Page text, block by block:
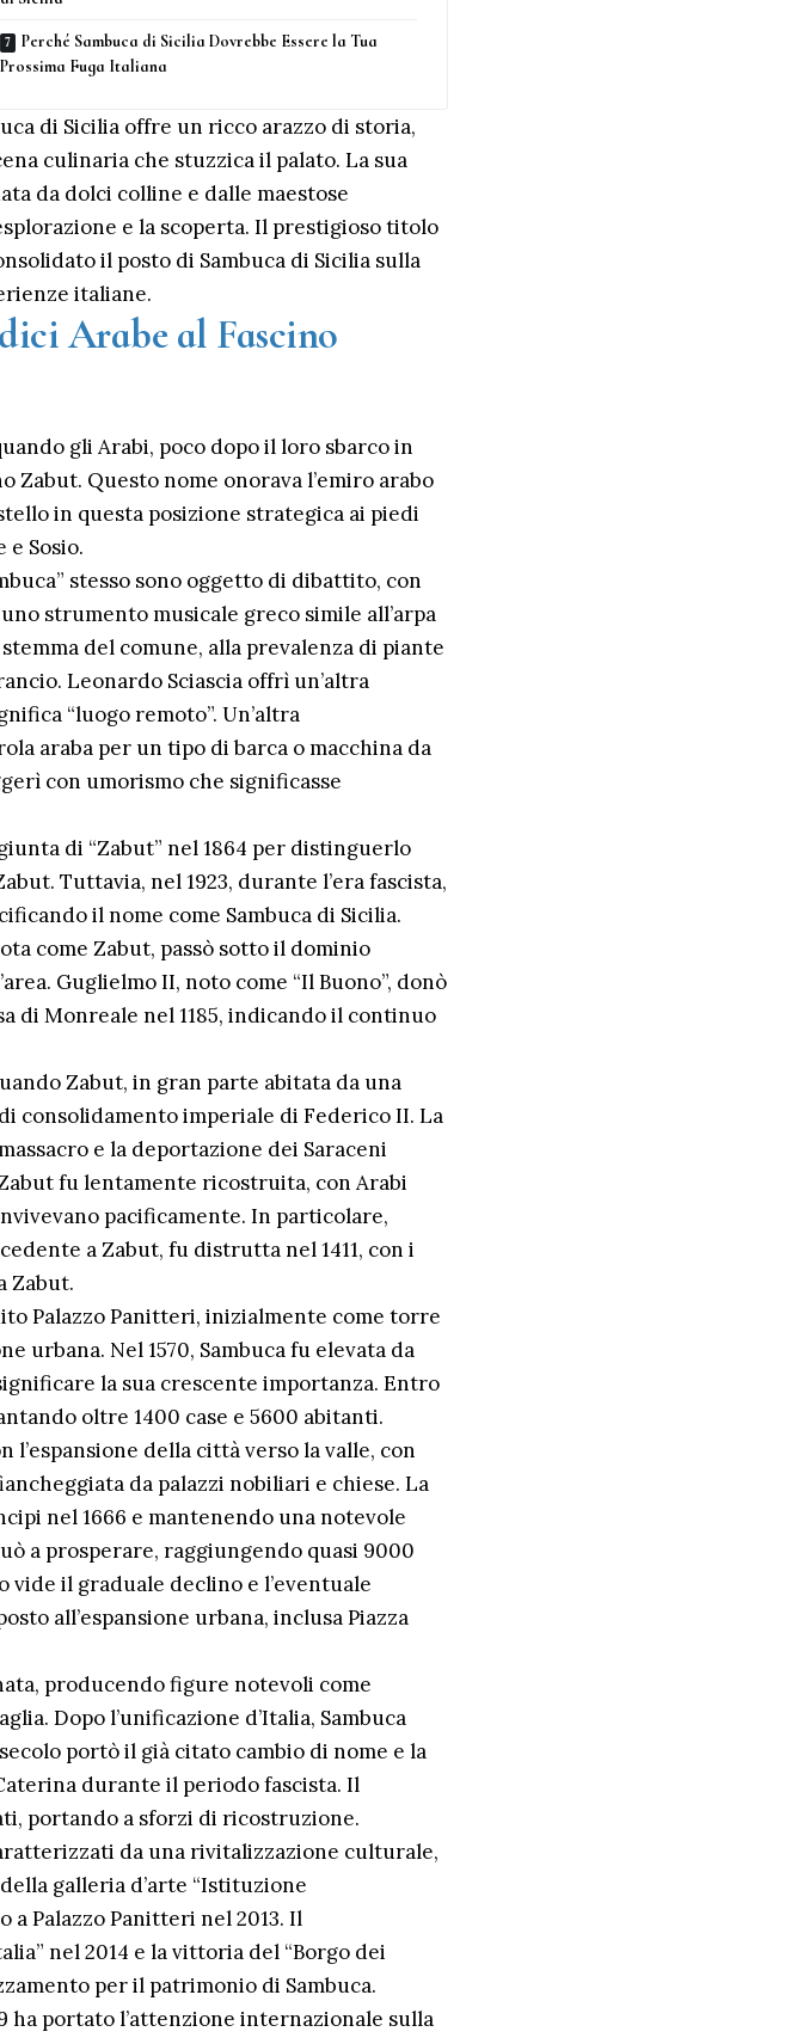
Perché Sambuca di Sicilia Dovrebbe Essere la Tua
Prossima Fuga Italiana
di Sicilia offre un ricco arazzo di storia,
culinaria che stuzzica il palato. La sua
da dolci colline e dalle maestose
e la scoperta. Il prestigioso titolo
il posto di Sambuca di Sicilia sulla
italiane.
Arabe al Fascino
gli Arabi, poco dopo il loro sbarco in
Questo nome onorava l’emiro arabo
in questa posizione strategica ai piedi
Sosio.
stesso sono oggetto di dibattito, con
strumento musicale greco simile all’arpa
del comune, alla prevalenza di piante
Leonardo Sciascia offrì un’altra
“luogo remoto”. Un’altra
araba per un tipo di barca o macchina da
con umorismo che significasse
di “Zabut” nel 1864 per distinguerlo
Tuttavia, nel 1923, durante l’era fascista,
il nome come Sambuca di Sicilia.
come Zabut, passò sotto il dominio
Guglielmo II, noto come “Il Buono”, donò
di Monreale nel 1185, indicando il continuo
Zabut, in gran parte abitata da una
consolidamento imperiale di Federico II. La
e la deportazione dei Saraceni
fu lentamente ricostruita, con Arabi
pacificamente. In particolare,
a Zabut, fu distrutta nel 1411, con i
Zabut.
Palazzo Panitteri, inizialmente come torre
urbana. Nel 1570, Sambuca fu elevata da
la sua crescente importanza. Entro
oltre 1400 case e 5600 abitanti.
della città verso la valle, con
da palazzi nobiliari e chiese. La
nel 1666 e mantenendo una notevole
a prosperare, raggiungendo quasi 9000
vide il graduale declino e l’eventuale
all’espansione urbana, inclusa Piazza
producendo figure notevoli come
Dopo l’unificazione d’Italia, Sambuca
portò il già citato cambio di nome e la
durante il periodo fascista. Il
portando a sforzi di ricostruzione.
da una rivitalizzazione culturale,
galleria d’arte “Istituzione
a Palazzo Panitteri nel 2013. Il
nel 2014 e la vittoria del “Borgo dei
per il patrimonio di Sambuca.
ha portato l’attenzione internazionale sulla